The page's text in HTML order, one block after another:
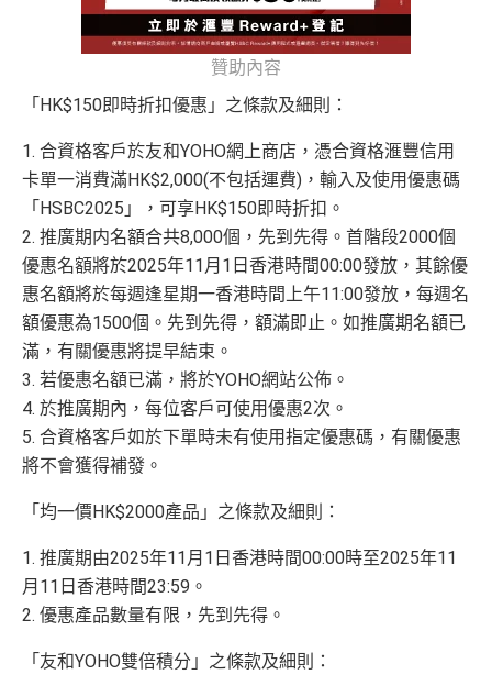
贊助內容
「HK$150即時折扣優惠」之條款及細則：
1. 合資格客戶於友和YOHO網上商店，憑合資格滙豐信用
卡單一消費滿HK$2,000(不包括運費)，輸入及使用優惠碼
「HSBC2025」，可享HK$150即時折扣。
2. 推廣期内名額合共8,000個，先到先得。首階段2000個
優惠名額將於2025年11月1日香港時間00:00發放，其餘優
惠名額將於每週逢星期一香港時間上午11:00發放，每週名
額優惠為1500個。先到先得，額滿即止。如推廣期名額已
滿，有關優惠將提早結束。
3. 若優惠名額已滿，將於YOHO網站公佈。
4. 於推廣期內，每位客戶可使用優惠2次。
5. 合資格客戶如於下單時未有使用指定優惠碼，有關優惠
將不會獲得補發。
「均一價HK$2000產品」之條款及細則：
1. 推廣期由2025年11月1日香港時間00:00時至2025年11
月11日香港時間23:59。
2. 優惠產品數量有限，先到先得。
「友和YOHO雙倍積分」之條款及細則：